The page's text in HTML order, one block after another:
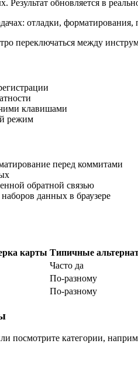
Результат обновляется в
отладки,
переключаться между
клавишами
режим
перед коммитами
обратной связью
данных в браузере
карты Типичные
Часто да
По‑разному
По‑разному
посмотрите категории,